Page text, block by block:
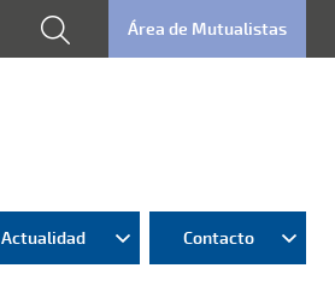
Área de Mutualistas
Actualidad Contacto